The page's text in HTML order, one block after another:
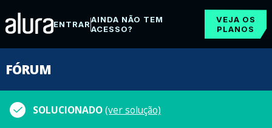
ENTRARAINDA NÃO TEM
ACESSO?
VEJA OS
PLANOS
FÓRUM
SOLUCIONADO(ver solução)